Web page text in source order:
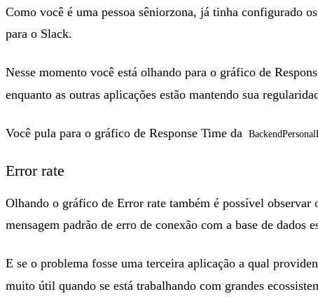
Como você é uma pessoa sêniorzona, já tinha configurado
para o Slack.
Nesse momento você está olhando para o gráfico de
enquanto as outras aplicações estão mantendo sua
Você pula para o gráfico de Response Time da
Error rate
Olhando o gráfico de Error rate também é possível
mensagem padrão de erro de conexão com a base de dados
E se o problema fosse uma terceira aplicação a qual
muito útil quando se está trabalhando com grandes